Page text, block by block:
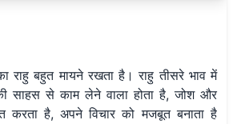
राहु बहुत मायने रखता है। राहु तीसरे भाव में
साहस से काम लेने वाला होता है, जोश और
करता है, अपने विचार को मजबूत बनाता है